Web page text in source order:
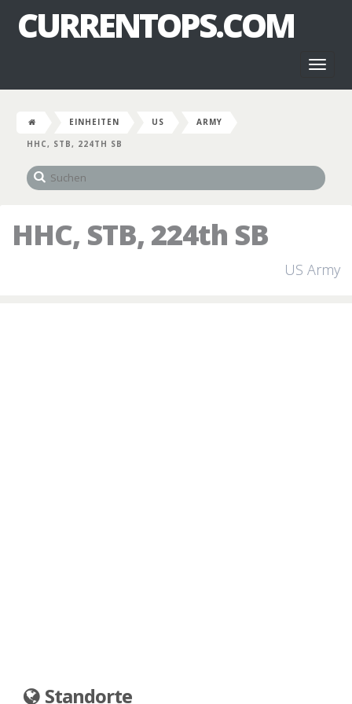
CURRENTOPS.COM
EINHEITEN US
ARMY
HHC, STB, 224TH SB
HHC, STB, 224th SB
US Army
Standorte